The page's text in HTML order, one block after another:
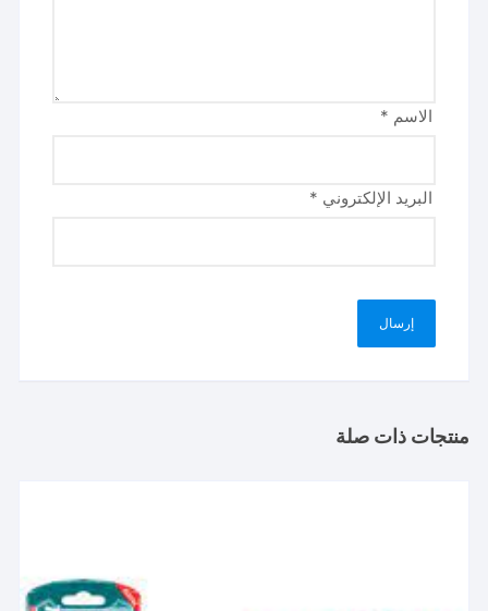
الاسم *
البريد الإلكتروني *
منتجات ذات صلة